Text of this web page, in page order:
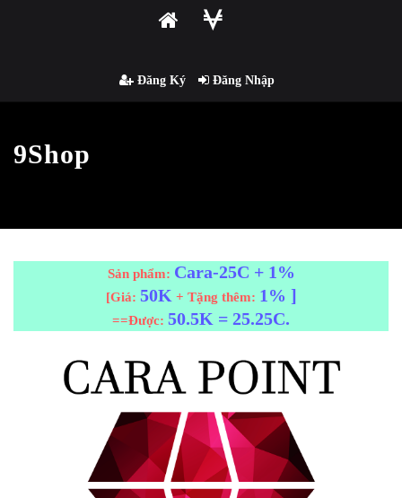
Đăng Ký Đăng Nhập
9Shop
Sản phẩm: Cara-25C + 1%
[Giá: 50K + Tặng thêm: 1% ]
==Được: 50.5K = 25.25C.